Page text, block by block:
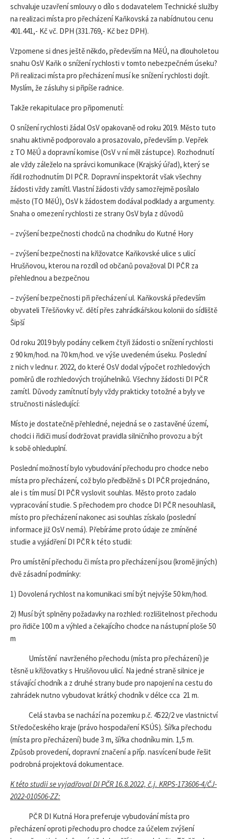
schvaluje uzavření smlouvy o dílo s dodavatelem Technické služby
na realizaci místa pro přecházení Kaňkovská za nabídnutou cenu
401.441,- Kč vč. DPH (331.769,- Kč bez DPH).
Vzpomene si dnes ještě někdo, především na MěÚ, na dlouholetou
snahu OsV Kaňk o snížení rychlosti v tomto nebezpečném úseku?
Při realizaci místa pro přecházení musí ke snížení rychlosti dojít.
Myslím, že zásluhy si připíše radnice.
Takže rekapitulace pro připomenutí:
O snížení rychlosti žádal OsV opakovaně od roku 2019. Město tuto
snahu aktivně podporovalo a prosazovalo, především p. Vepřek
z TO MěÚ a dopravní komise (OsV v ní měl zástupce). Rozhodnutí
ale vždy záleželo na správci komunikace (Krajský úřad), který se
řídil rozhodnutím DI PČR. Dopravní inspektorát však všechny
žádosti vždy zamítl. Vlastní žádosti vždy samozřejmě posílalo
město (TO MěÚ), OsV k žádostem dodával podklady a argumenty.
Snaha o omezení rychlosti ze strany OsV byla z důvodů
– zvýšení bezpečnosti chodců na chodníku do Kutné Hory
– zvýšení bezpečnosti na křižovatce Kaňkovské ulice s ulicí
Hrušňovou, kterou na rozdíl od občanů považoval DI PČR za
přehlednou a bezpečnou
– zvýšení bezpečnosti při přecházení ul. Kaňkovská především
obyvateli Třešňovky vč. dětí přes zahrádkářskou kolonii do sídliště
Šipší
Od roku 2019 byly podány celkem čtyři žádosti o snížení rychlosti
z 90 km/hod. na 70 km/hod. ve výše uvedeném úseku. Poslední
z nich v lednu r. 2022, do které OsV dodal výpočet rozhledových
poměrů dle rozhledových trojúhelníků. Všechny žádosti DI PČR
zamítl. Důvody zamítnutí byly vždy prakticky totožné a byly ve
stručnosti následující:
Místo je dostatečně přehledné, nejedná se o zastavěné území,
chodci i řidiči musí dodržovat pravidla silničního provozu a být
k sobě ohleduplní.
Poslední možností bylo vybudování přechodu pro chodce nebo
místa pro přecházení, což bylo předběžně s DI PČR projednáno,
ale i s tím musí DI PČR vyslovit souhlas. Město proto zadalo
vypracování studie. S přechodem pro chodce DI PČR nesouhlasil,
místo pro přecházení nakonec asi souhlas získalo (poslední
informace již OsV nemá). Přebíráme proto údaje ze zmíněné
studie a vyjádření DI PČR k této studii:
Pro umístění přechodu či místa pro přecházení jsou (kromě jiných)
dvě zásadní podmínky:
1) Dovolená rychlost na komunikaci smí být nejvýše 50 km/hod.
2) Musí být splněny požadavky na rozhled: rozlišitelnost přechodu
pro řidiče 100 m a výhled a čekajícího chodce na nástupní ploše 50
m
Umístění navrženého přechodu (místa pro přecházení) je
těsně u křižovatky s Hrušňovou ulicí. Na jedné straně silnice je
stávající chodník a z druhé strany bude pro napojení na cestu do
zahrádek nutno vybudovat krátký chodník v délce cca 21 m.
Celá stavba se nachází na pozemku p.č. 4522/2 ve vlastnictví
Středočeského kraje (právo hospodaření KSÚS). Šířka přechodu
(místa pro přecházení) bude 3 m, šířka chodníku min. 1,5 m.
Způsob provedení, dopravní značení a příp. nasvícení bude řešit
podrobná projektová dokumentace.
K této studii se vyjadřoval DI PČR 16.8.2022, č.j. KRPS-173606-4/ČJ-
2022-010506-ZZ:
PČR DI Kutná Hora preferuje vybudování místa pro
přecházení oproti přechodu pro chodce za účelem zvýšení